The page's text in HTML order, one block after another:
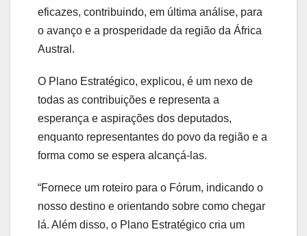
eficazes, contribuindo, em última análise, para
o avanço e a prosperidade da região da África
Austral.
O Plano Estratégico, explicou, é um nexo de
todas as contribuições e representa a
esperança e aspirações dos deputados,
enquanto representantes do povo da região e a
forma como se espera alcançá-las.
“Fornece um roteiro para o Fórum, indicando o
nosso destino e orientando sobre como chegar
lá. Além disso, o Plano Estratégico cria um